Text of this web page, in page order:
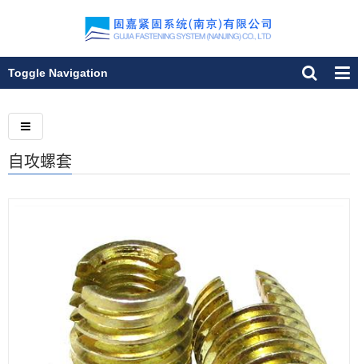
Toggle Navigation
自攻螺套